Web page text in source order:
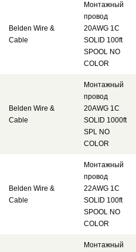
Belden Wire &
Cable
Монтажный
провод
20AWG 1C
SOLID 100ft
SPOOL NO
COLOR
Belden Wire &
Cable
Монтажный
провод
20AWG 1C
SOLID 1000ft
SPL NO
COLOR
Belden Wire &
Cable
Монтажный
провод
22AWG 1C
SOLID 100ft
SPOOL NO
COLOR
Монтажный